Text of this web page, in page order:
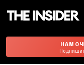
НАМ